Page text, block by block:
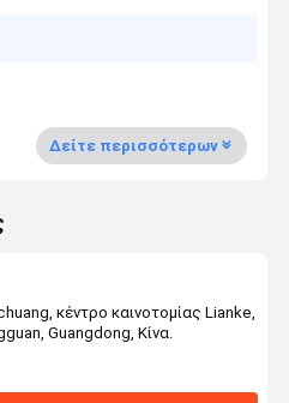
Δείτε περισσότερων
κέντρο καινοτομίας Lianke,
Guangdong, Κίνα.